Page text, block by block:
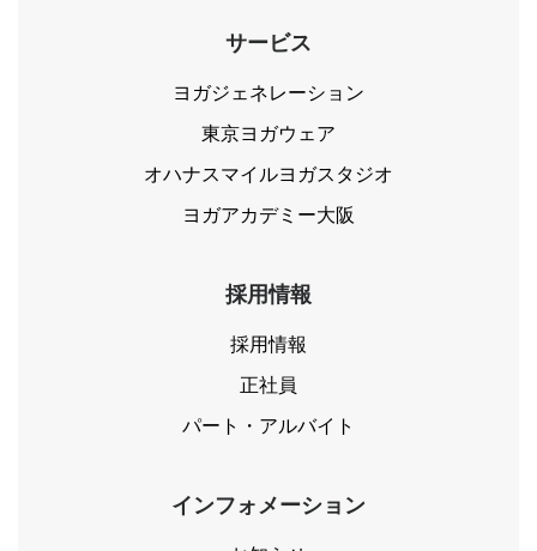
サービス
ヨガジェネレーション
東京ヨガウェア
オハナスマイルヨガスタジオ
ヨガアカデミー大阪
採用情報
採用情報
正社員
パート・アルバイト
インフォメーション